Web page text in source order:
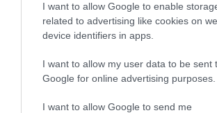
I want to allow Google to enable
related to advertising like cookies on
device identifiers in apps.
I want to allow my user data to be sent
Google for online advertising purposes.
I want to allow Google to send me
A NÖVÉNYEK IS KÖLTÖZNEK
A KLÍMÁVAL: JÖNNEK AZ ÚJ
BETOLAKODÓK, CSAK NEM
2026-07-24
EGY ÖREG
FA, HANEM
2026-07-22